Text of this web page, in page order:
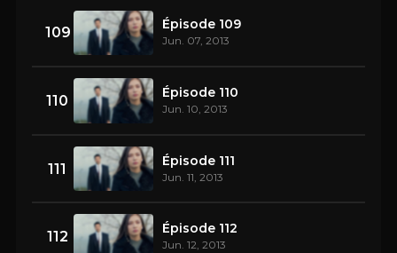
109 Épisode 109
Jun. 07, 2013
110 Épisode 110
Jun. 10, 2013
111 Épisode 111
Jun. 11, 2013
112 Épisode 112
Jun. 12, 2013